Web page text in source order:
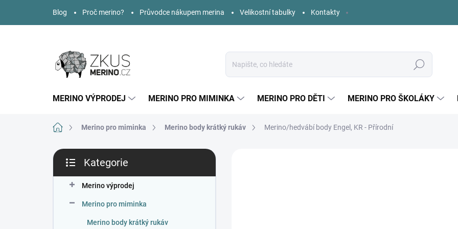
obsah
Blog Proč merino? Průvodce nákupem merina Velikostní tabulky Kontakty
Hledat
MERINO VÝPRODEJ MERINO PRO MIMINKA MERINO PRO DĚTI MERINO PRO ŠKOLÁKY
Domů Merino pro miminka Merino body krátký rukáv Merino/hedvábí body Engel, KR - Přírodní
P
s
kategorie
Kategorie
Merino výprodej
Merino pro miminka
Merino body krátký rukáv